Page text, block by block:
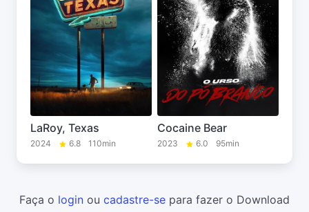
LaRoy, Texas
2024 6.8 110min
Cocaine Bear
2023 6.0 95min
Faça o login ou cadastre-se para fazer o Download